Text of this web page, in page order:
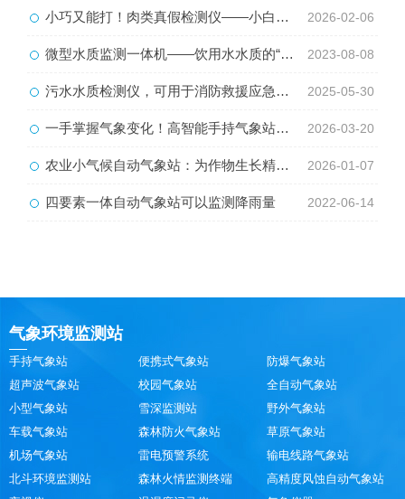
小巧又能打！肉类真假检测仪——小白也能辨肉真 2026-02-06
微型水质监测一体机——饮用水水质的“监工” 2023-08-08
污水水质检测仪，可用于消防救援应急设备 2025-05-30
一手掌握气象变化！高智能手持气象站成户外必备神器 2026-03-20
农业小气候自动气象站：为作物生长精准护航 2026-01-07
四要素一体自动气象站可以监测降雨量 2022-06-14
气象环境监测站
手持气象站 便携式气象站
防爆气象站
超声波气象站
校园气象站
全自动气象站
小型气象站
雪深监测站
野外气象站
车载气象站
森林防火气象站
草原气象站
机场气象站
雷电预警系统
输电线路气象站
北斗环境监测站
森林火情监测终端
高精度风蚀自动气象站